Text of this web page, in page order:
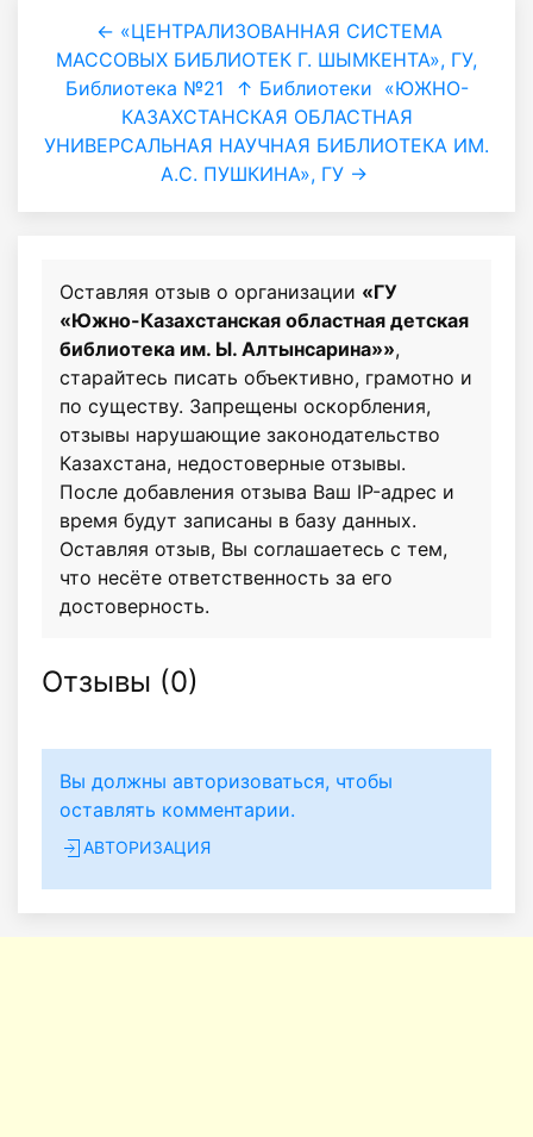
← «ЦЕНТРАЛИЗОВАННАЯ СИСТЕМА
МАССОВЫХ БИБЛИОТЕК Г. ШЫМКЕНТА», ГУ,
Библиотека №21
↑ Библиотеки «ЮЖНО-
КАЗАХСТАНСКАЯ ОБЛАСТНАЯ
УНИВЕРСАЛЬНАЯ НАУЧНАЯ БИБЛИОТЕКА ИМ.
А.С. ПУШКИНА», ГУ →
Оставляя отзыв о организации «ГУ
«Южно-Казахстанская областная детская
библиотека им. Ы. Алтынсарина»»,
старайтесь писать объективно, грамотно и
по существу. Запрещены оскорбления,
отзывы нарушающие законодательство
Казахстана, недостоверные отзывы.
После добавления отзыва Ваш IP-адрес и
время будут записаны в базу данных.
Оставляя отзыв, Вы соглашаетесь с тем,
что несёте ответственность за его
достоверность.
Отзывы (0)
Вы должны авторизоваться, чтобы
оставлять комментарии.
АВТОРИЗАЦИЯ